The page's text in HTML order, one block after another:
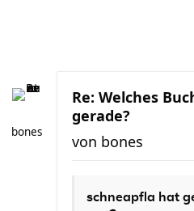
bones
Re: Welches
gerade?
von bones
schneapfla hat